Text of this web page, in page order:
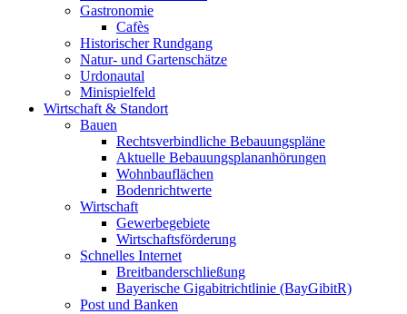
Gastronomie
Cafès
Historischer Rundgang
Natur- und Gartenschätze
Urdonautal
Minispielfeld
Wirtschaft & Standort
Bauen
Rechtsverbindliche Bebauungspläne
Aktuelle Bebauungsplananhörungen
Wohnbauflächen
Bodenrichtwerte
Wirtschaft
Gewerbegebiete
Wirtschaftsförderung
Schnelles Internet
Breitbanderschließung
Bayerische Gigabitrichtlinie (BayGibitR)
Post und Banken